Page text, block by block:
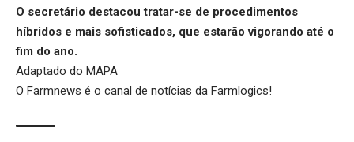
O secretário destacou tratar-se de procedimentos
híbridos e mais sofisticados, que estarão vigorando até o
fim do ano.
Adaptado do MAPA
O Farmnews é o canal de notícias da Farmlogics!